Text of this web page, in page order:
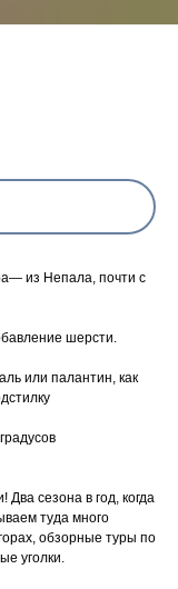
из Непала, почти с
шерсти.
или палантин, как
сезона в год, когда
туда много
обзорные туры по
уголки.